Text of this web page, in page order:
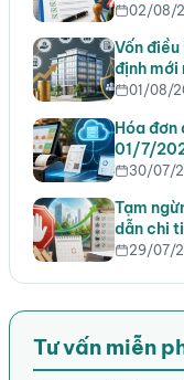
02/08/
Vốn
định mới
01/08/
Hóa đơn
01/7/
30/07/
Tạm
dẫn chi
29/07/
Tư vấn miễn